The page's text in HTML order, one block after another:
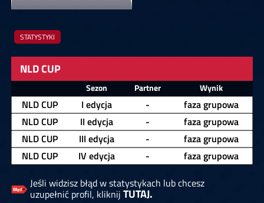
STATYSTYKI
NLD CUP
Sezon Partner Wynik
NLD CUP I edycja -
faza grupowa
NLD CUP
II edycja -
faza grupowa
NLD CUP
III edycja -
faza grupowa
NLD CUP
IV edycja -
faza grupowa
Jeśli widzisz błąd w statystykach lub chcesz
uzupełnić profil, kliknijTUTAJ.